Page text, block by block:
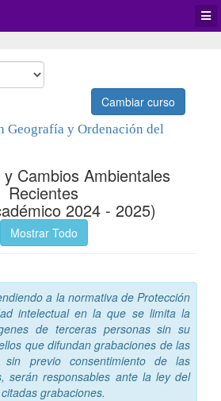
Cambiar curso
Geografía y Ordenación del
Cambios Ambientales
Recientes
2024 - 2025)
Mostrar Todo
a la normativa de Protección
intelectual en la que se limita la
de terceras personas sin su
que difundan grabaciones de las
previo consentimiento de las
serán responsables ante la ley del
grabaciones.